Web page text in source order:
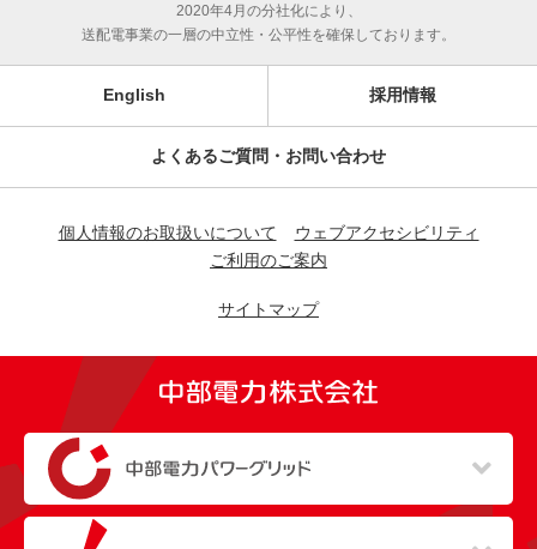
2020年4月の分社化により、
送配電事業の一層の中立性・公平性を確保しております。
English 採用情報
よくあるご質問・お問い合わせ
個人情報のお取扱いについて
ウェブアクセシビリティ
ご利用のご案内
サイトマップ
（新しいウィンドウを開きます）